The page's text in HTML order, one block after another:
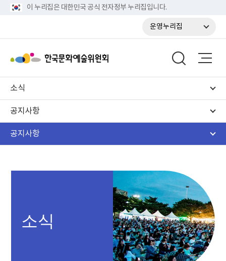
이 누리집은 대한민국 공식 전자정부 누리집입니다.
운영누리집
소식
공지사항
공지사항
소식